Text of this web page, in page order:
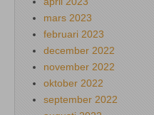
mars 2023
februari 2023
december 2022
november 2022
oktober 2022
september 2022